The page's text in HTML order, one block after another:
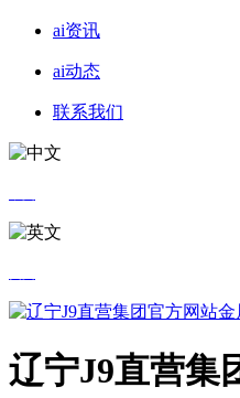
ai资讯
ai动态
联系我们
辽宁J9直营集